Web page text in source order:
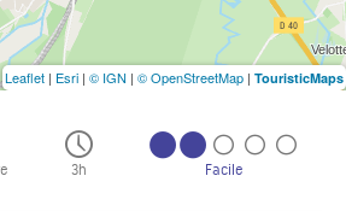
3h Facile
Leaflet | Esri | © IGN | © OpenStreetMap | TouristicMaps